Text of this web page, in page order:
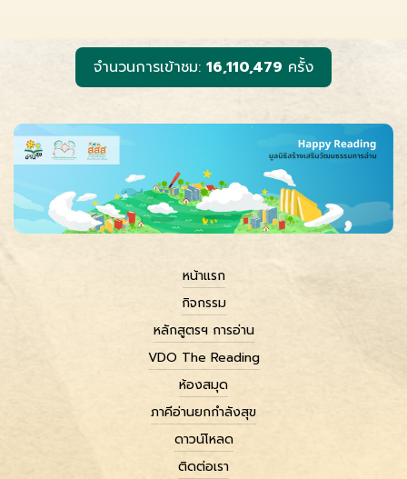
r
k
จำนวนการเข้าชม: 16,110,479 ครั้ง
หน้าแรก
กิจกรรม
หลักสูตรฯ การอ่าน
VDO The Reading
ห้องสมุด
ภาคีอ่านยกกำลังสุข
ดาวน์โหลด
ติดต่อเรา